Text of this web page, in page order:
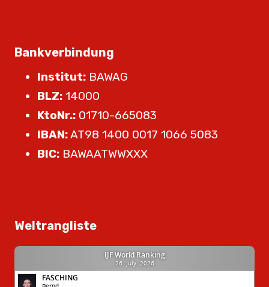
Bankverbindung
Institut: BAWAG
BLZ: 14000
KtoNr.: 01710-665083
IBAN:AT98 1400 0017 1066 5083
BIC: BAWAATWWXXX
Weltrangliste